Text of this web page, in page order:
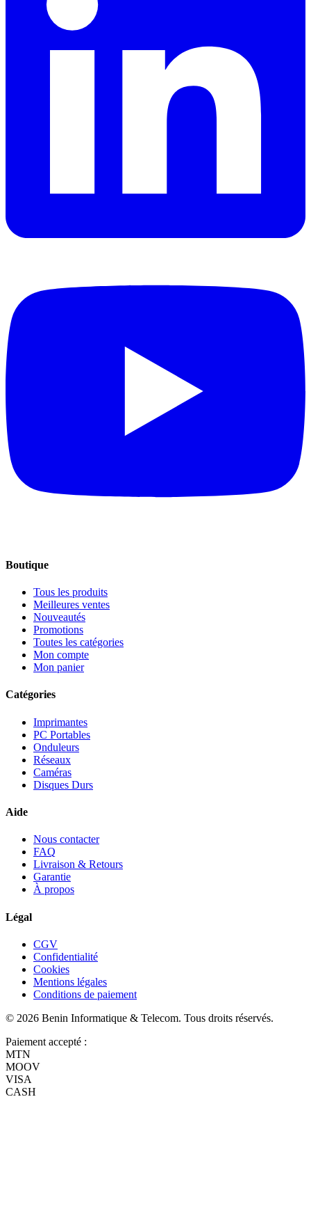
Boutique
Tous les produits
Meilleures ventes
Nouveautés
Promotions
Toutes les catégories
Mon compte
Mon panier
Catégories
Imprimantes
PC Portables
Onduleurs
Réseaux
Caméras
Disques Durs
Aide
Nous contacter
FAQ
Livraison & Retours
Garantie
À propos
Légal
CGV
Confidentialité
Cookies
Mentions légales
Conditions de paiement
© 2026 Benin Informatique & Telecom. Tous droits réservés.
Paiement accepté :
MTN
MOOV
VISA
CASH